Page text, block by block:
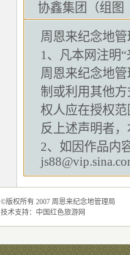
协鑫集团（组图
周恩来纪念地
1、凡本网注明
周恩来纪念地
制或利用其他
权人应在授权
反上述声明者
2、如因作品内
©版权所有 2007 周恩来纪念地管理局
技术支持： 中国红色旅游网